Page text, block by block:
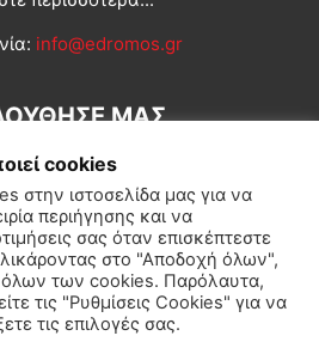
info@edromos.gr
ΜΑΣ
Πολιτική Διεθνή Κοινωνία
Αφιερώματα
cookies
στην ιστοσελίδα μας για να
περιήγησης και να
σας όταν επισκέπτεστε
στο "Αποδοχή όλων",
όλων των cookies. Παρόλαυτα,
τις "Ρυθμίσεις Cookies" για να
τις επιλογές σας.